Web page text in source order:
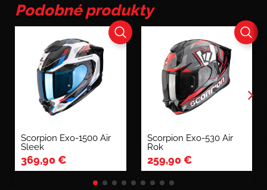
Podobné produkty
Scorpion Exo-1500 Air
Sleek
369,90€
Scorpion Exo-530 Air
Rok
259,90€